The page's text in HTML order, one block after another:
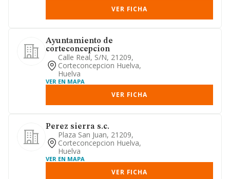
VER FICHA
Ayuntamiento de
corteconcepcion
Calle Real, S/n, 21209,
Corteconcepcion Huelva,
Huelva
VER EN MAPA
VER FICHA
Perez sierra s.c.
Plaza San Juan, 21209,
Corteconcepcion Huelva,
Huelva
VER EN MAPA
VER FICHA